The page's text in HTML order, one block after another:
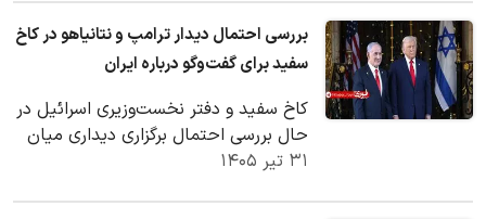
بررسی احتمال دیدار ترامپ و نتانیاهو در کاخ
سفید برای گفت‌وگو درباره ایران
کاخ سفید و دفتر نخست‌وزیری اسرائیل در
حال بررسی احتمال برگزاری دیداری میان
رئیس‌جمهور ترامپ و نخست‌وزیر
۳۱ تیر ۱۴۰۵